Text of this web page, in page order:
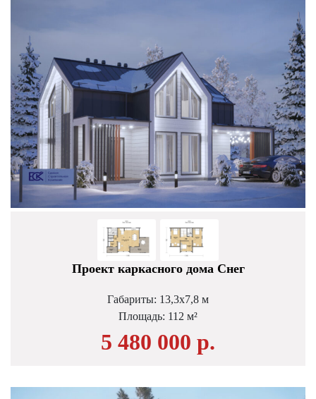
Проект каркасного дома Снег
Габариты: 13,3х7,8 м
Площадь: 112 м²
5 480 000 р.